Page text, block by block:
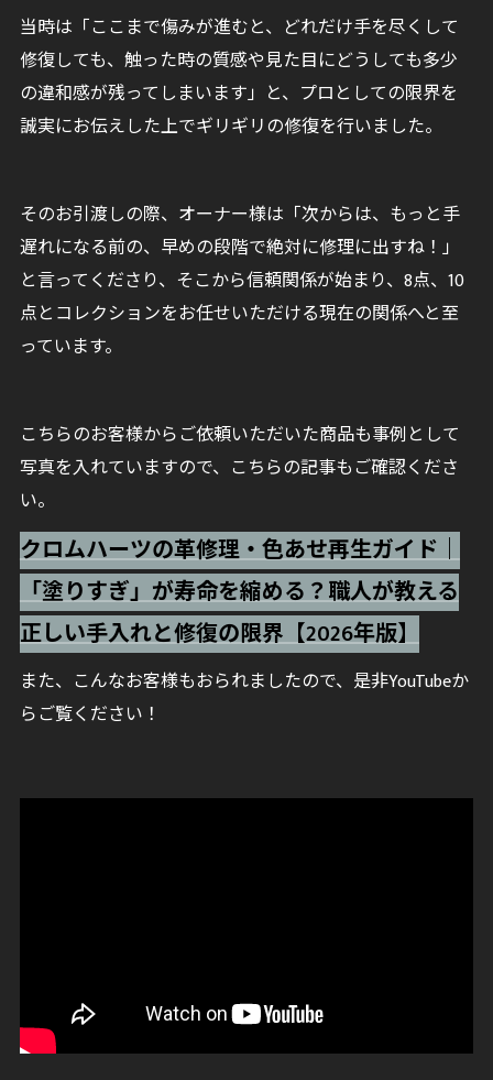
当時は「ここまで傷みが進むと、どれだけ手を尽くして
修復しても、触った時の質感や見た目にどうしても多少
の違和感が残ってしまいます」と、プロとしての限界を
誠実にお伝えした上でギリギリの修復を行いました。
そのお引渡しの際、オーナー様は「次からは、もっと手
遅れになる前の、早めの段階で絶対に修理に出すね！」
と言ってくださり、そこから信頼関係が始まり、8点、10
点とコレクションをお任せいただける現在の関係へと至
っています。
こちらのお客様からご依頼いただいた商品も事例として
写真を入れていますので、こちらの記事もご確認くださ
い。
クロムハーツの革修理・色あせ再生ガイド｜
「塗りすぎ」が寿命を縮める？職人が教える
正しい手入れと修復の限界【2026年版】
また、こんなお客様もおられましたので、是非YouTubeか
らご覧ください！